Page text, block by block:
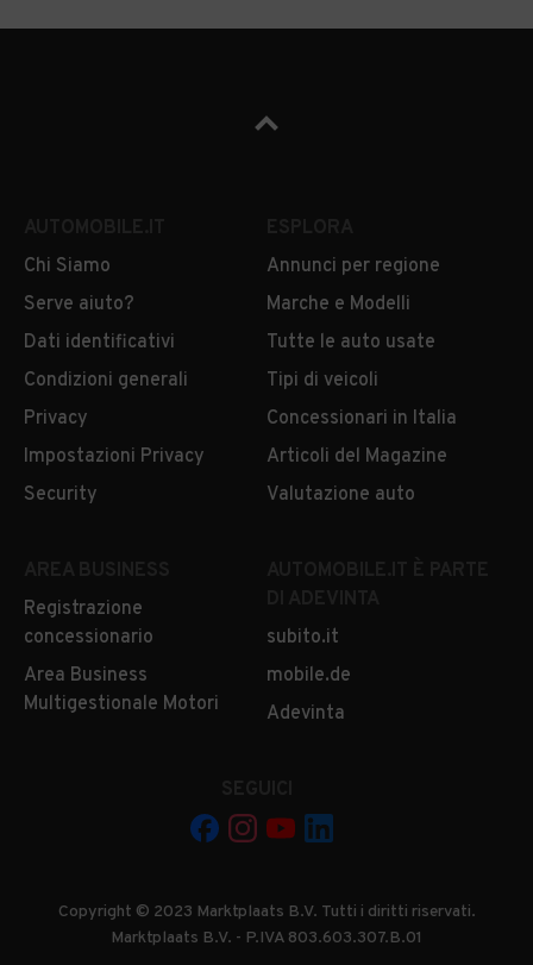
Chi Siamo
Serve aiuto?
Dati identificativi
Condizioni generali
Privacy
Impostazioni Privacy
Security
Annunci per regione
Marche e Modelli
Tutte le auto usate
Tipi di veicoli
Concessionari in Italia
Articoli del Magazine
Valutazione auto
Registrazione
concessionario
Area Business
Multigestionale Motori
subito.it
mobile.de
Adevinta
Copyright © 2023 Marktplaats B.V. Tutti i diritti riservati.
Marktplaats B.V. - P.IVA 803.603.307.B.01